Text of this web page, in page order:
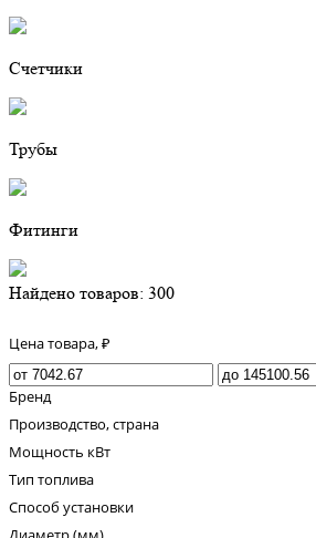
Счетчики
Трубы
Фитинги
Найдено товаров: 300
Цена товара, ₽
Бренд
Производство, страна
Мощность кВт
Тип топлива
Способ установки